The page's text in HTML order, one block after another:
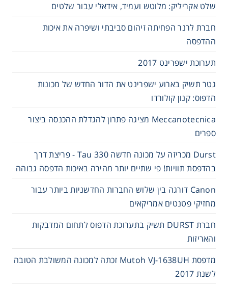
שלט אקריליק: מלוטש ועמיד, אידאלי עבור שלטים
חברת לרנר הפחיתה זיהום סביבתי ושיפרה את איכות
ההדפסה
תערוכת ישפרינט 2017
גטר תשיק בארוע ישפרינט את הדור החדש של מכונות
הדפוס: קנון קולורדו
Meccanotecnica מציגה פתרון להגדלת ההכנסה ביצור
ספרים
Durst מכריזה על מכונה חדשה Tau 330 - פריצת דרך
בהדפסת תוויות! פי שתיים יותר מהירה באיכות הדפסה גבוהה
Canon דורגה בין שלוש החברות החדשניות ביותר עבור
מחזיקי פטנטים אמריקאים
חברת DURST תשיק בתערוכת הדפוס לתחום המדבקות
והאריזות
מדפסת Mutoh VJ-1638UH זכתה למכונה המשולבת הטובה
לשנת 2017